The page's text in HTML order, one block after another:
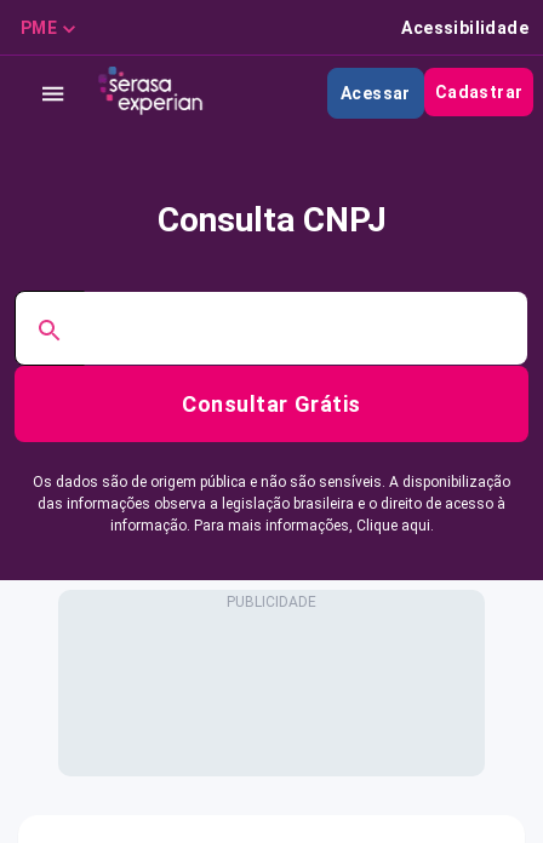
PME Acessibilidade
Acessar Cadastrar
Consulta CNPJ
Consultar Grátis
Os dados são de origem pública e não são sensíveis. A disponibilização
das informações observa a legislação brasileira e o direito de acesso à
informação. Para mais informações, Clique aqui.